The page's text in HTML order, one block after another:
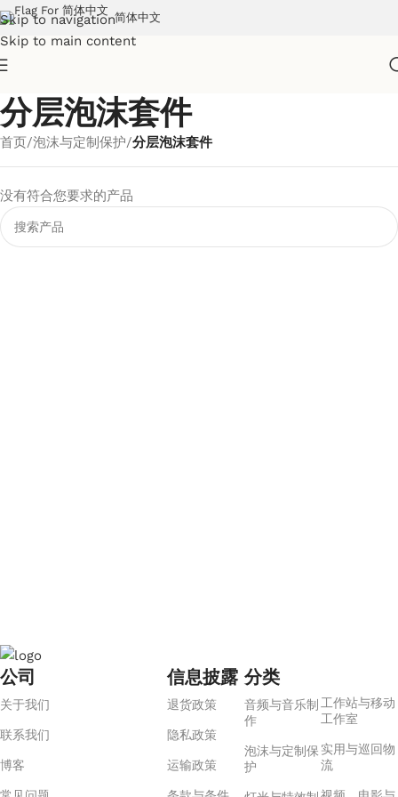
Skip to navigation
Skip to main content
简体中文
分层泡沫套件
首页/泡沫与定制保护/分层泡沫套件
没有符合您要求的产品
公司
关于我们
联系我们
博客
信息披露
退货政策
隐私政策
运输政策
分类
音频与音乐制
作
泡沫与定制保
护
工作站与移动
工作室
实用与巡回物
流